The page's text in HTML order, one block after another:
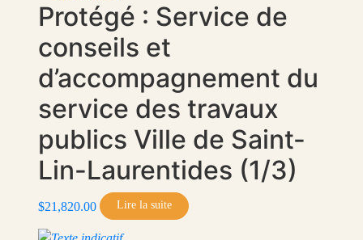
Protégé : Service de
conseils et
d’accompagnement du
service des travaux
publics Ville de Saint-
Lin-Laurentides (1/3)
$21,820.00 Lire la suite